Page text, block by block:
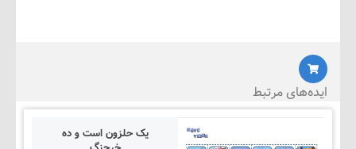
مرتبط
یک حلزون است و ده